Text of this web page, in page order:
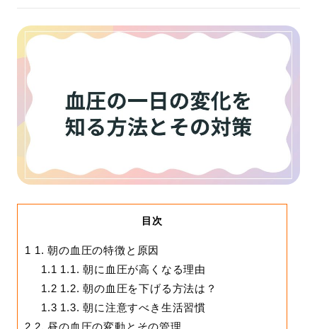
目次
1 1. 朝の血圧の特徴と原因
1.1 1.1. 朝に血圧が高くなる理由
1.2 1.2. 朝の血圧を下げる方法は？
1.3 1.3. 朝に注意すべき生活習慣